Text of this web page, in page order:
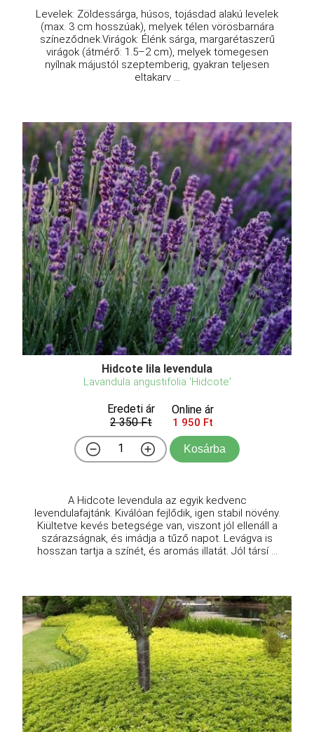
Levelek: Zöldessárga, húsos, tojásdad alakú levelek
(max. 3 cm hosszúak), melyek télen vörösbarnára
színeződnek.Virágok: Élénk sárga, margarétaszerű
virágok (átmérő: 1.5–2 cm), melyek tömegesen
nyílnak májustól szeptemberig, gyakran teljesen
eltakarv ...
Hidcote lila levendula
Lavandula angustifolia 'Hidcote'
Eredeti ár
2 350 Ft
Online ár
1 950 Ft
Kosárba
A Hidcote levendula az egyik kedvenc
levendulafajtánk. Kiválóan fejlődik, igen stabil növény.
Kiültetve kevés betegsége van, viszont jól ellenáll a
szárazságnak, és imádja a tűző napot. Levágva is
hosszan tartja a színét, és aromás illatát. Jól társí ...